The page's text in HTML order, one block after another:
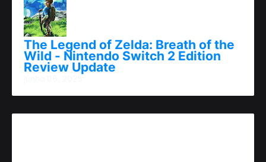
The Legend of Zelda: Breath of the
Wild - Nintendo Switch 2 Edition
Review Update